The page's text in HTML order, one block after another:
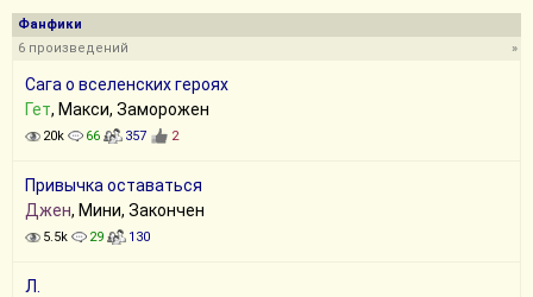
Фанфики
6 произведений
»
Сага о вселенских героях
Гет, Макси, Заморожен
20k 66 357 2
Привычка оставаться
Джен, Мини, Закончен
5.5k 29 130
Л.